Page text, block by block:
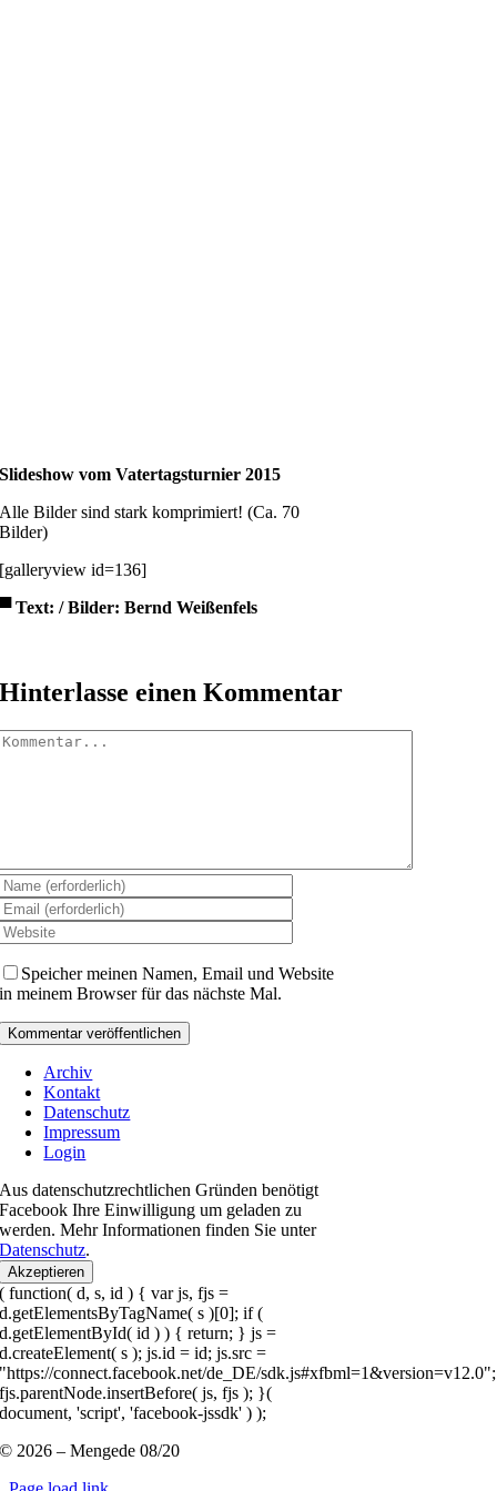
Slideshow vom Vatertagsturnier 2015
Alle Bilder sind stark komprimiert! (Ca. 70
Bilder)
[galleryview id=136]
▀Text: / Bilder: Bernd Weißenfels
Hinterlasse einen Kommentar
Speicher meinen Namen, Email und Website
in meinem Browser für das nächste Mal.
Archiv
Kontakt
Datenschutz
Impressum
Login
Aus datenschutzrechtlichen Gründen benötigt
Facebook Ihre Einwilligung um geladen zu
werden. Mehr Informationen finden Sie unter
Datenschutz.
Akzeptieren
( function( d, s, id ) { var js, fjs =
d.getElementsByTagName( s )[0]; if (
d.getElementById( id ) ) { return; } js =
d.createElement( s ); js.id = id; js.src =
"https://connect.facebook.net/de_DE/sdk.js#xfbml=1&version=v12.0";
fjs.parentNode.insertBefore( js, fjs ); }(
document, 'script', 'facebook-jssdk' ) );
© 2026 – Mengede 08/20